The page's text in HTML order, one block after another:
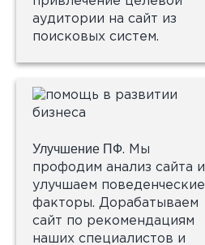
аудитории на сайт из
поисковых систем.
Улучшение ПФ. Мы
профодим анализ сайта и
улучшаем поведенческие
факторы. Дорабатываем
сайт по рекомендациям
наших специалистов и